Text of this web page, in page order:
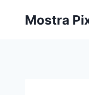
Mostra